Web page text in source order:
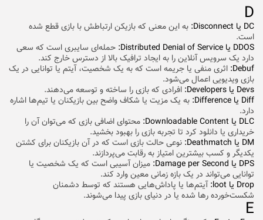
D
DC یا Disconnect:
به این معنی که بازیکن ارتباطش با بازی قطع شده
است.
DDOS یا Distributed Denial of Service:
حمله‌ای سایبری است که سعی
دارد یک سرویس آنلاین را به ایجاد ترافیک بالا از دسترس خارج کند.
Debuf: اثری منفی یا جریمه است که به یک شخصیت، آیتم یا توانایی در یک
بازی ویدیویی اعمال می‌شود.
Devs یا Developers:
افرادی که بازی را ساخته و توسعه می‌دهند.
Diff یا Difference:
به یک مزیت یا شکاف واضح بین بازیکنان یا تیم‌ها اشاره
دارد.
DLC یا Downloadable Content:
محتوای اضافی بازی که می‌توان آن را
خریداری یا دانلود کرد تا تجربه بازی را بهبود بخشید.
DM یا Deathmatch:
نوعی حالت بازی است که در آن بازیکنان برای کشتن
یکدیگر و کسب بیشترین امتیاز به رقابت می‌پردازند.
DPS یا Damage per Second:
میزان آسیبی است که یک شخصیت یا
توانایی می‌تواند در یک بازه زمانی معین وارد کند.
Drop یا loot:
آیتم‌ها یا پاداش‌هایی هستند که توسط دشمنان
شکست‌خورده رها شده یا در دنیای بازی پیدا می‌شوند.
E